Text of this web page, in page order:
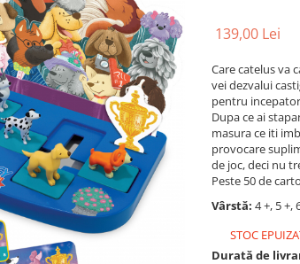
139,00 Lei
Care catelus va
vei dezvalui
pentru
Dupa ce ai
masura ce iti
provocare
de joc, deci nu
Peste 50 de
Vârstă: 4 +, 5 +,
STOC
Durată de